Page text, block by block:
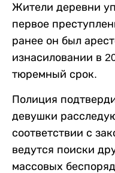
Жители деревни
первое
ранее он был
изнасиловании в
тюремный срок.
Полиция
девушки
соответствии с
ведутся поиски
массовых